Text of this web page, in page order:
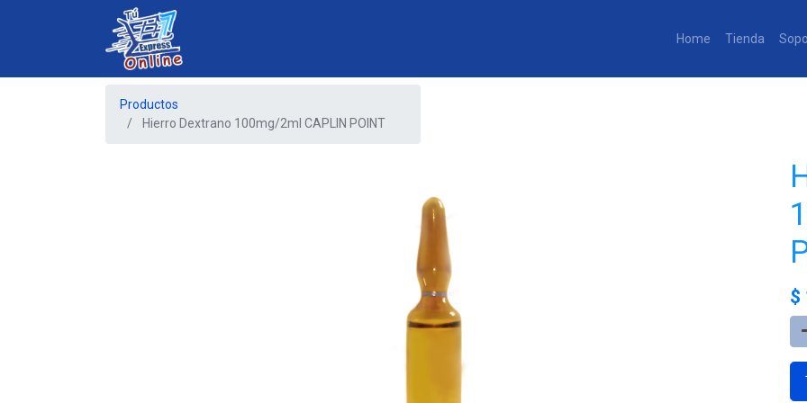
Home Tienda
Productos
Hierro Dextrano 100mg/2ml CAPLIN POINT
$